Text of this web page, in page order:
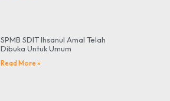
SPMB SDIT Ihsanul Amal Telah
Dibuka Untuk Umum
Read More »